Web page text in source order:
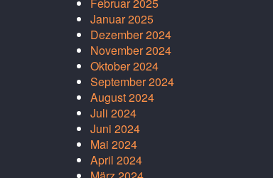
Januar 2025
Dezember 2024
November 2024
Oktober 2024
September 2024
August 2024
Juli 2024
Juni 2024
Mai 2024
April 2024